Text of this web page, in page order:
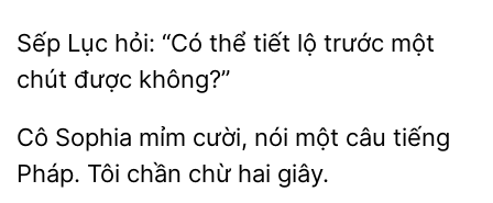
Sếp hỏi: thể tiết
trước một
chút được không?”
Cô mỉm cười, nói
câu tiếng
Pháp. Tôi chần
hai giây.